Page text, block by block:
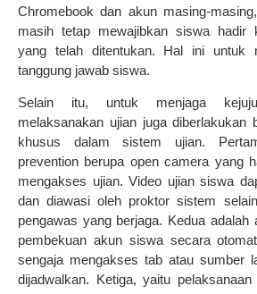
Chromebook dan akun masing-
masih tetap mewajibkan siswa hadir
yang telah ditentukan. Hal ini untuk
tanggung jawab siswa.
Selain itu, untuk menjaga
melaksanakan ujian juga diberlakukan
khusus dalam sistem ujian.
prevention berupa open camera yang
mengakses ujian. Video ujian siswa
dan diawasi oleh proktor sistem
pengawas yang berjaga. Kedua adalah
pembekuan akun siswa secara
sengaja mengakses tab atau sumber
dijadwalkan. Ketiga, yaitu